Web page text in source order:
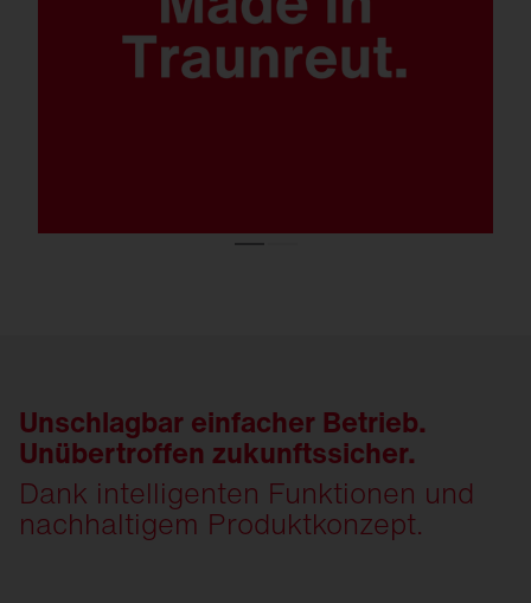
Quantensprung Lichtlösung.
Unschlagbar einfacher Betrieb.
Unübertroffen zukunftssicher.
Dank intelligenten Funktionen und
nachhaltigem Produktkonzept.